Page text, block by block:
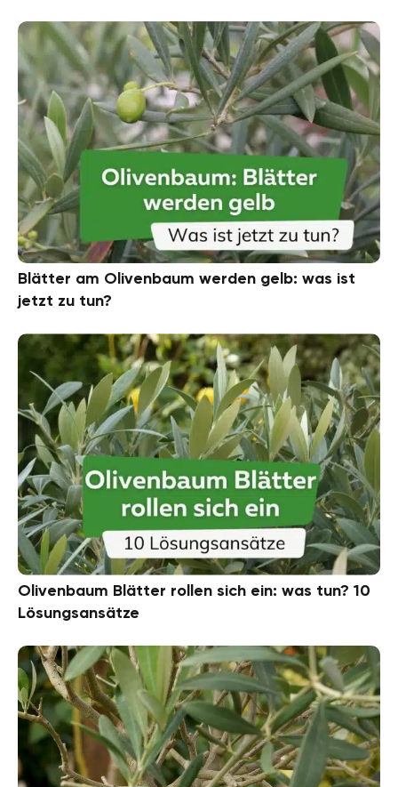
Blätter am Olivenbaum werden gelb: was ist
jetzt zu tun?
Olivenbaum Blätter rollen sich ein: was tun? 10
Lösungsansätze